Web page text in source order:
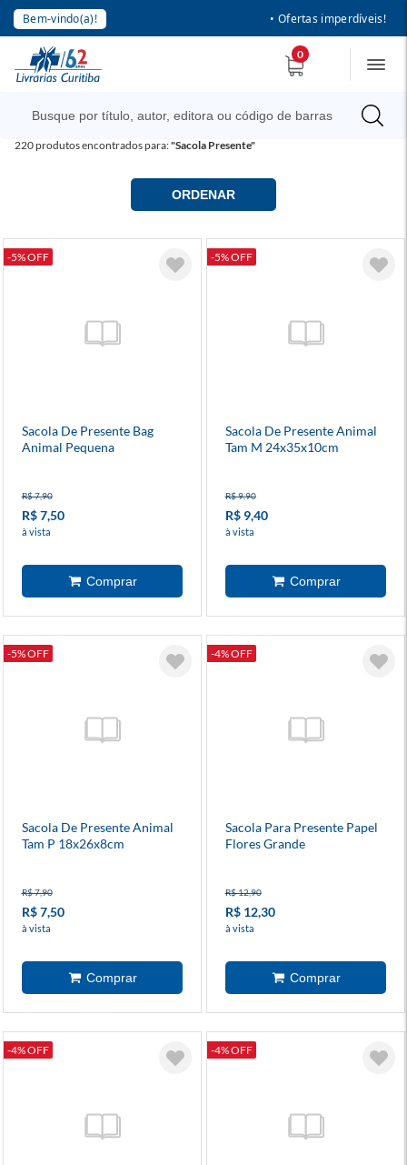
Bem-vindo(a)! • Ofertas imperdíveis!
0
220produtos encontrados para:"Sacola Presente"
ORDENAR
-5% OFF
Sacola De Presente Bag
Animal Pequena
R$ 7,90
R$ 7,50
à vista
-5% OFF
Sacola De Presente Animal
Tam M 24x35x10cm
R$ 9,90
R$ 9,40
à vista
-5% OFF
Sacola De Presente Animal
Tam P 18x26x8cm
R$ 7,90
R$ 7,50
à vista
-4% OFF
Sacola Para Presente Papel
Flores Grande
R$ 12,90
R$ 12,30
à vista
-4% OFF -4% OFF